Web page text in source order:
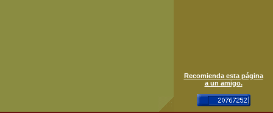
Recomienda esta página
a un amigo.